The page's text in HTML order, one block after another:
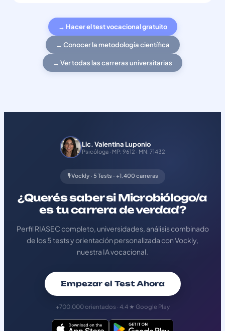
→ Hacer el test vocacional gratuito
→ Conocer la metodología científica
→ Ver todas las carreras universitarias
Lic. Valentina Luponio
Psicóloga · MP: 9612 · MN: 71432
🎙️ Vockly · 5 Tests · +1.400 carreras
¿Querés saber si Microbiólogo/a
es tu carrera de verdad?
Perfil RIASEC completo, universidades, análisis combinado
de los 5 tests y orientación personalizada con Vockly,
nuestra IA vocacional.
Empezar el Test Ahora
+700.000 orientados · 4.4 ★ Google Play